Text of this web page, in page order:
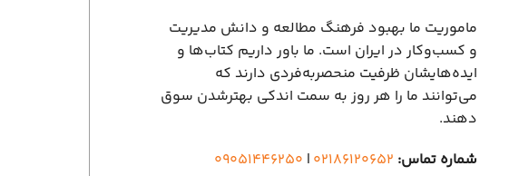
ماموریت ما بهبود فرهنگ مطالعه و دانش مدیریت
و کسب‌وکار در ایران است. ما باور داریم کتاب‌ها و
ایده‌هایشان ظرفیت منحصربه‌فردی دارند که
می‌توانند ما را هر روز به سمت اندکی بهتر‌شدن سوق
دهند.
شماره تماس: ۰۲۱۸۶۱۲۰۶۵۲ | ۰۹۰۵۱۴۴۶۲۵۰